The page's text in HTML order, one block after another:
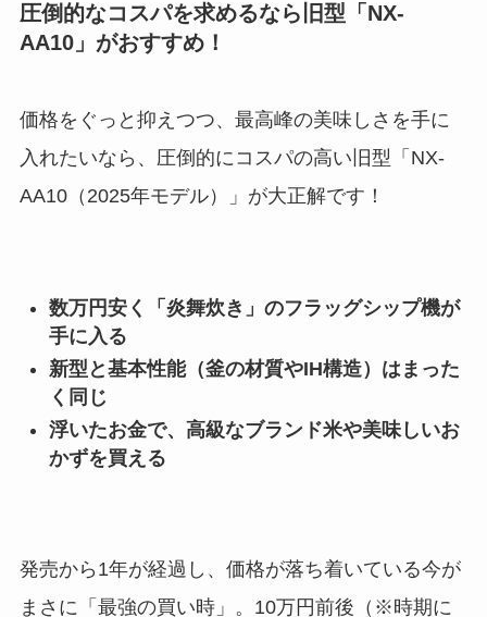
圧倒的なコスパを求めるなら旧型「NX-
AA10」がおすすめ！
価格をぐっと抑えつつ、最高峰の美味しさを手に
入れたいなら、圧倒的にコスパの高い旧型「NX-
AA10（2025年モデル）」が大正解です！
数万円安く「炎舞炊き」のフラッグシップ機が
手に入る
新型と基本性能（釜の材質やIH構造）はまった
く同じ
浮いたお金で、高級なブランド米や美味しいお
かずを買える
発売から1年が経過し、価格が落ち着いている今が
まさに「最強の買い時」。10万円前後（※時期に